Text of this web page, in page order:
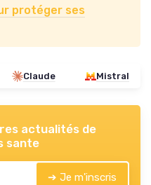
protéger ses
Claude Mistral
actualités de
sante
➔ Je m'inscris